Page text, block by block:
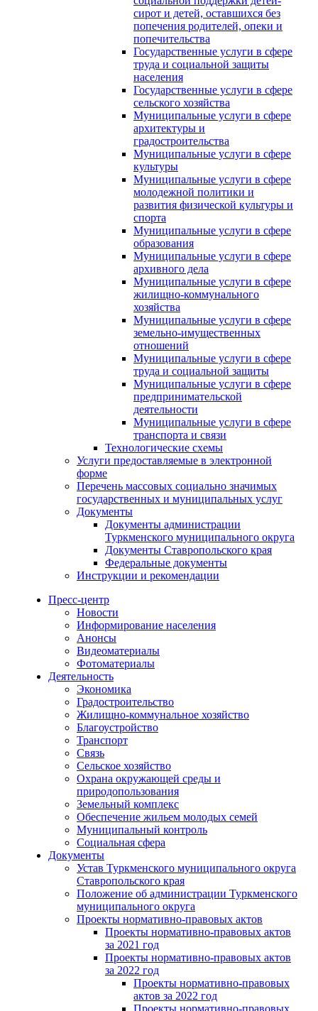
сирот и детей, оставшихся без
попечения родителей, опеки и
попечительства
Государственные услуги в сфере
труда и социальной защиты
населения
Государственные услуги в сфере
сельского хозяйства
Муниципальные услуги в сфере
архитектуры и
градостроительства
Муниципальные услуги в сфере
культуры
Муниципальные услуги в сфере
молодежной политики и
развития физической культуры и
спорта
Муниципальные услуги в сфере
образования
Муниципальные услуги в сфере
архивного дела
Муниципальные услуги в сфере
жилищно-коммунального
хозяйства
Муниципальные услуги в сфере
земельно-имущественных
отношений
Муниципальные услуги в сфере
труда и социальной защиты
Муниципальные услуги в сфере
предпринимательской
деятельности
Муниципальные услуги в сфере
транспорта и связи
Технологические схемы
Услуги предоставляемые в электронной
форме
Перечень массовых социально значимых
государственных и муниципальных услуг
Документы
Документы администрации
Туркменского муниципального округа
Документы Ставропольского края
Федеральные документы
Инструкции и рекомендации
Пресс-центр
Новости
Информирование населения
Анонсы
Видеоматериалы
Фотоматериалы
Деятельность
Экономика
Градостроительство
Жилищно-коммунальное хозяйство
Благоустройство
Транспорт
Связь
Сельское хозяйство
Охрана окружающей среды и
природопользования
Земельный комплекс
Обеспечение жильем молодых семей
Муниципальный контроль
Социальная сфера
Документы
Устав Туркменского муниципального округа
Ставропольского края
Положение об администрации Туркменского
муниципального округа
Проекты нормативно-правовых актов
Проекты нормативно-правовых актов
за 2021 год
Проекты нормативно-правовых актов
за 2022 год
Проекты нормативно-правовых
актов за 2022 год
Проекты нормативно-правовых